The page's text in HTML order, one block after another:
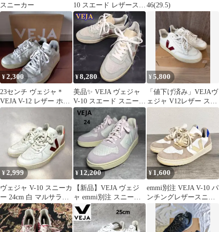
スニーカー
10 スエード レザースニ
ーカー 25.5
46(29.5)
¥2,300
23センチ ヴェジャ＊
VEJA V-12 レザー ホワ
イト スニーカー
¥8,280
美品✨️ VEJA ヴェジャ
V-10 スエード スニーカ
ー マルチカラー 24
¥5,800
「値下げ済み」VEJAヴ
ェジャ V12レザー スニ
ーカー EU39 白 箱付
¥2,999
ヴェジャ V-10 スニーカ
ー 24cm 白 マルサラ
VEJA レザースエード
¥ 12,200
【新品】VEJA ヴェジ
ャ emmi別注 スニーカ
ー V-10 紫 24㎝
¥1,600
emmi別注 VEJA V-10 パ
ンチングレザースニー
カー 23cm 白×薄青